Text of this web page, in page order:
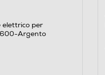
elettrico per
Argento